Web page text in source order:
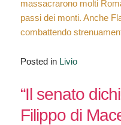
massacrarono molti
passi dei monti. Anche
combattendo
Posted in Livio
“Il senato
Filippo di